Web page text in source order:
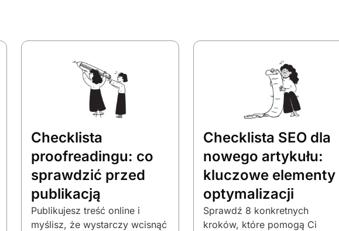
Checklista
proofreadingu: co
sprawdzić przed
publikacją
Publikujesz treść online i
myślisz, że wystarczy wcisnąć
Checklista SEO dla
nowego artykułu:
kluczowe elementy
optymalizacji
Sprawdź 8 konkretnych
kroków, które pomogą Ci